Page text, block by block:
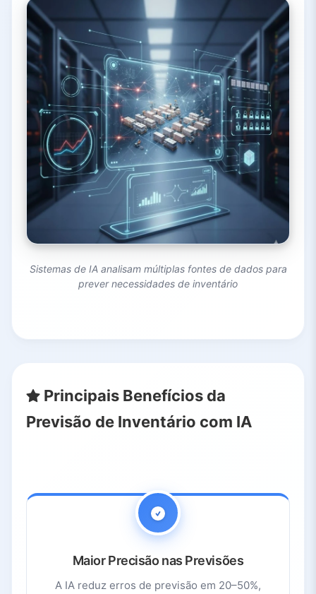
Sistemas de IA analisam múltiplas fontes de dados para
prever necessidades de inventário
Principais Benefícios da
Previsão de Inventário com IA
Maior Precisão nas Previsões
A IA reduz erros de previsão em 20–50%,